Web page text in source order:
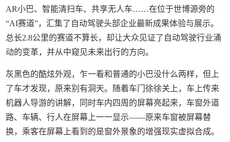
AR小巴、智能清扫车、共享无人车……在位于世博源旁的
“AI赛道”，汇集了自动驾驶头部企业最新成果体验与展示。
总长2.8公里的赛道不算长，却让大众见证了自动驾驶行业涌
动的变革，并从中窥见未来出行的方向。
灰黑色的酷炫外观，乍一看和普通的小巴没什么两样，但上
了车才发现，原来别有洞天。随着车门徐徐关上，车上传来
机器人导游的讲解，同时车内四周的屏幕亮起来，车窗外道
路、车辆、行人在屏幕上一一显示——原来车窗被屏幕替
换，乘客在屏幕上看到的是窗外景象的增强现实虚拟合成。